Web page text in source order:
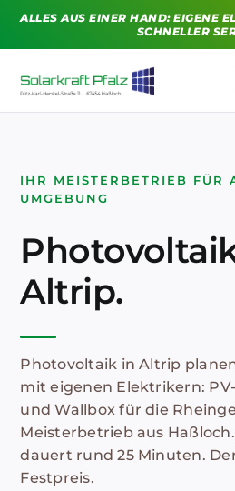
ZumALLES AUS EINER HAND: EIGENE
SCHNELLER
IHR MEISTERBETRIEB FÜR
UMGEBUNG
Altrip.
Photovoltaik in Altrip
mit eigenen Elektrikern:
und Wallbox für die
Meisterbetrieb aus
dauert rund 25 Minuten.
Festpreis.